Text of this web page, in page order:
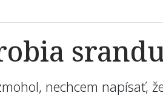
nechcem napísať,